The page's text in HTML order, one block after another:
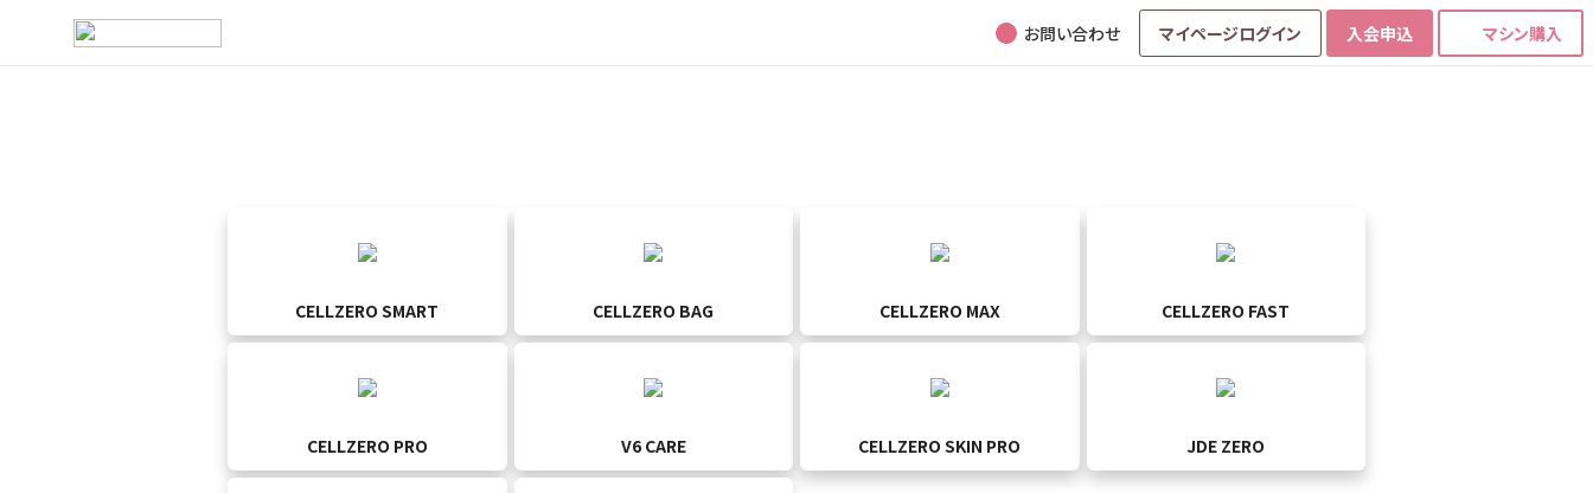
お問い合わせ マイページログイン 入会申込 マシン購入
CELLZERO SMART CELLZERO BAG CELLZERO MAX CELLZERO FAST
CELLZERO PRO V6 CARE CELLZERO SKIN PRO JDE ZERO